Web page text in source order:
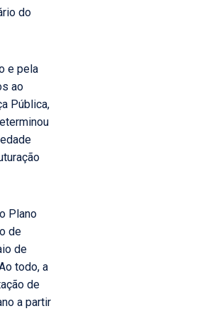
do
e pela
ao
Pública,
Plano
de
de
todo, a
de
a partir